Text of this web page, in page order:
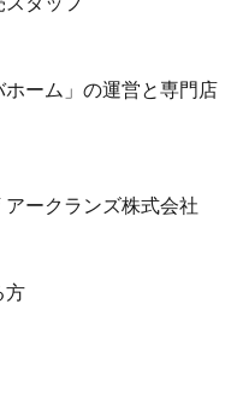
ーム」の運営と専門店
ークランズ株式会社
方